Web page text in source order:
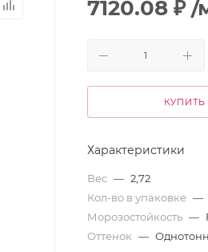
7120.08 ₽ /
КУПИТЬ
Характеристики
Вес — 2,72
Кол-во в упаковке —
Морозостойкость —
Оттенок —